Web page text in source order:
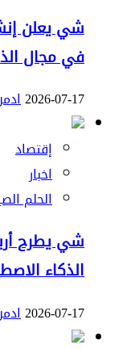
شي يعلن
في مجال
2026-07-17
إقتصاد
اخبار
الحلم
شي يطرح
الذكاء
2026-07-17